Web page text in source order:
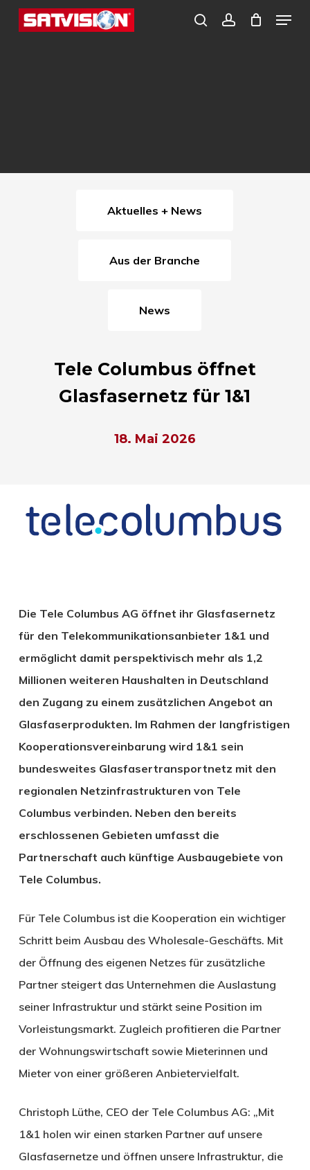
Skip
search
Menu
Aktuelles + News
Aus der Branche
News
Tele Columbus öffnet
Glasfasernetz für 1&1
18. Mai 2026
Die Tele Columbus AG öffnet ihr Glasfasernetz
für den Telekommunikationsanbieter 1&1 und
ermöglicht damit perspektivisch mehr als 1,2
Millionen weiteren Haushalten in Deutschland
den Zugang zu einem zusätzlichen Angebot an
Glasfaserprodukten. Im Rahmen der langfristigen
Kooperationsvereinbarung wird 1&1 sein
bundesweites Glasfasertransportnetz mit den
regionalen Netzinfrastrukturen von Tele
Columbus verbinden. Neben den bereits
erschlossenen Gebieten umfasst die
Partnerschaft auch künftige Ausbaugebiete von
Tele Columbus.
Für Tele Columbus ist die Kooperation ein wichtiger
Schritt beim Ausbau des Wholesale-Geschäfts. Mit
der Öffnung des eigenen Netzes für zusätzliche
Partner steigert das Unternehmen die Auslastung
seiner Infrastruktur und stärkt seine Position im
Vorleistungsmarkt. Zugleich profitieren die Partner
der Wohnungswirtschaft sowie Mieterinnen und
Mieter von einer größeren Anbietervielfalt.
Christoph Lüthe, CEO der Tele Columbus AG: „Mit
1&1 holen wir einen starken Partner auf unsere
Glasfasernetze und öffnen unsere Infrastruktur, die